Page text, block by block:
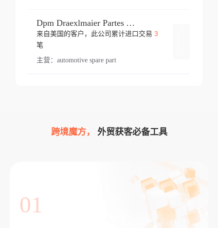
Dpm Draexlmaier Partes Automotrices Corr Ind Huejotzingo
来自美国的客户，此公司累计进口交易 3
笔
主营： automotive spare part
跨境魔方， 外贸获客必备工具
01